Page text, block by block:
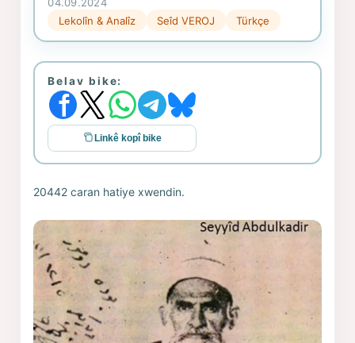
04.09.2024
Lekolîn & Analîz
Seîd VEROJ Türkçe
Belav bike:
Linkê kopî bike
20442 caran hatiye xwendin.